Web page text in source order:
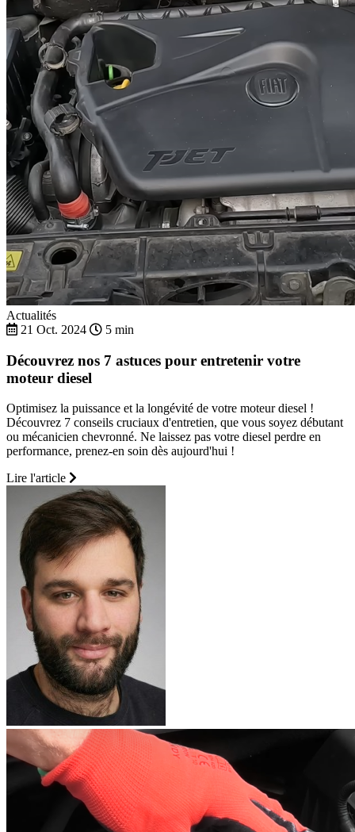
Actualités
21 Oct. 2024
5 min
Découvrez nos 7 astuces pour entretenir votre
moteur diesel
Optimisez la puissance et la longévité de votre moteur diesel !
Découvrez 7 conseils cruciaux d'entretien, que vous soyez débutant
ou mécanicien chevronné. Ne laissez pas votre diesel perdre en
performance, prenez-en soin dès aujourd'hui !
Lire l'article